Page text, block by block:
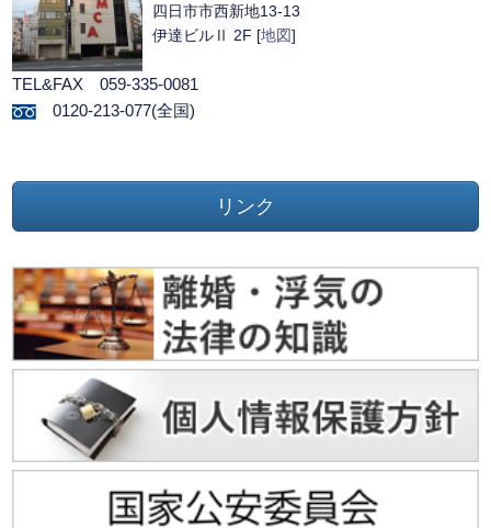
四日市市西新地13-13
伊達ビルⅡ 2F [地図]
TEL&FAX 059-335-0081
0120-213-077(全国)
リンク